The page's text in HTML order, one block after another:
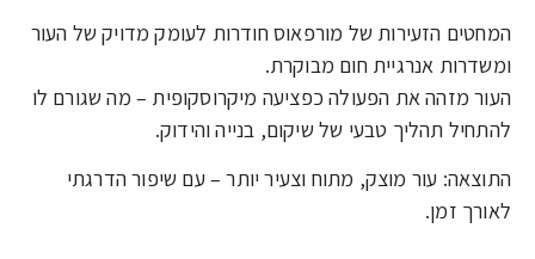
המחטים הזעירות של מורפאוס חודרות לעומק מדויק של העור
ומשדרות אנרגיית חום מבוקרת.
העור מזהה את הפעולה כפציעה מיקרוסקופית – מה שגורם לו
להתחיל תהליך טבעי של שיקום, בנייה והידוק.
התוצאה: עור מוצק, מתוח וצעיר יותר – עם שיפור הדרגתי
לאורך זמן.